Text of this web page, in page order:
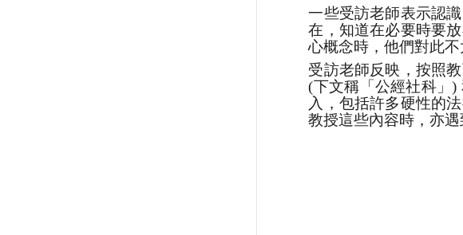
一些受訪老師表示認
在，知道在必要時要
心概念時，他們對此不
受訪老師反映，按照
(下文稱「公經社科」
入，包括許多硬性的
教授這些內容時，亦遇